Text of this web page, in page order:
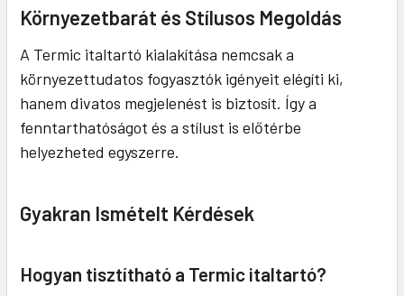
Környezetbarát és Stílusos Megoldás
A Termic italtartó kialakítása nemcsak a
környezettudatos fogyasztók igényeit elégíti ki,
hanem divatos megjelenést is biztosít. Így a
fenntarthatóságot és a stílust is előtérbe
helyezheted egyszerre.
Gyakran Ismételt Kérdések
Hogyan tisztítható a Termic italtartó?